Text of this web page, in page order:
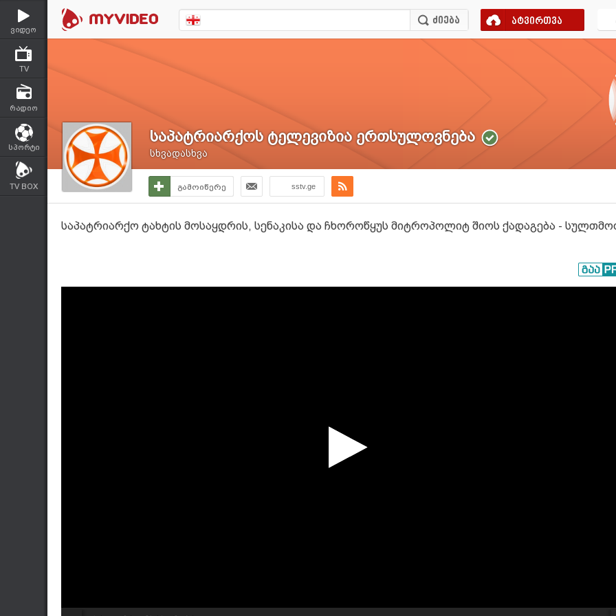
ვიდეო
TV
რადიო
სპორტი
TV BOX
ატვირთვა
საპატრიარქოს ტელევიზია ერთსულოვნება
სხვადასხვა
გამოიწერე sstv.ge
საპატრიარქო ტახტის მოსაყდრის, სენაკისა და ჩხოროწყუს მიტროპოლიტ შიოს ქადაგება -